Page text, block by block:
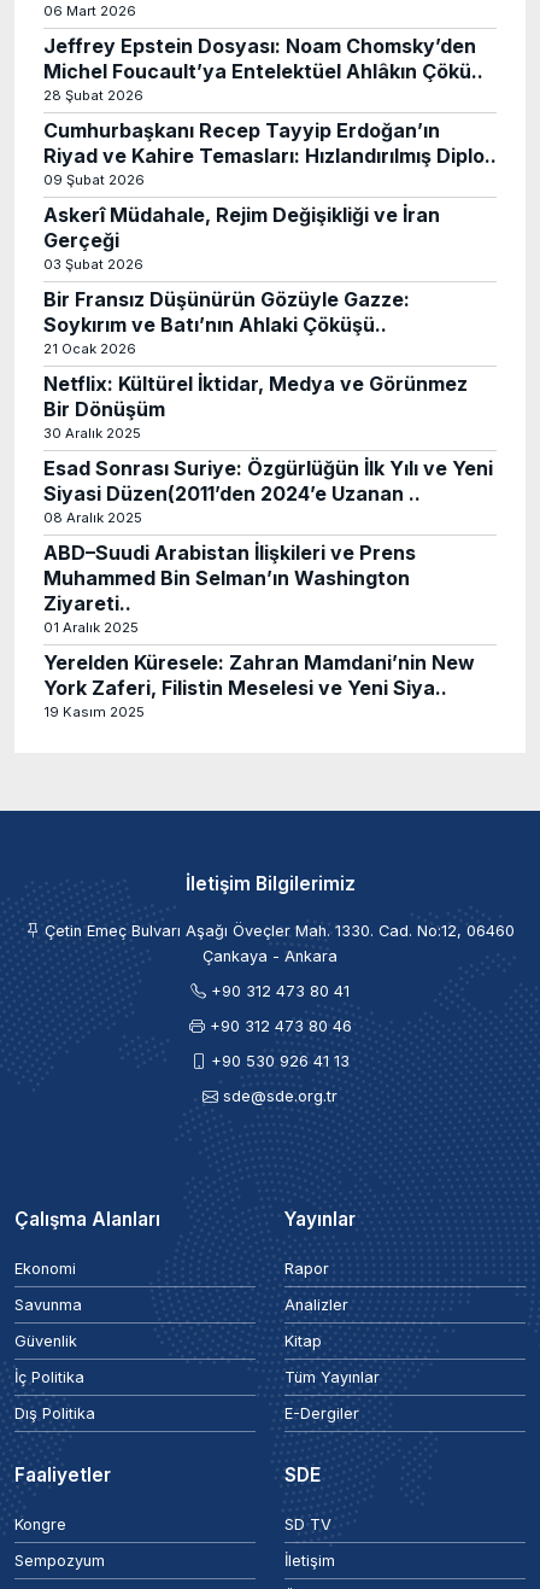
06 Mart 2026
Jeffrey Epstein Dosyası: Noam Chomsky’den
Michel Foucault’ya Entelektüel Ahlâkın Çökü..
28 Şubat 2026
Cumhurbaşkanı Recep Tayyip Erdoğan’ın
Riyad ve Kahire Temasları: Hızlandırılmış Diplo..
09 Şubat 2026
Askerî Müdahale, Rejim Değişikliği ve İran
Gerçeği
03 Şubat 2026
Bir Fransız Düşünürün Gözüyle Gazze:
Soykırım ve Batı’nın Ahlaki Çöküşü..
21 Ocak 2026
Netflix: Kültürel İktidar, Medya ve Görünmez
Bir Dönüşüm
30 Aralık 2025
Esad Sonrası Suriye: Özgürlüğün İlk Yılı ve Yeni
Siyasi Düzen(2011’den 2024’e Uzanan ..
08 Aralık 2025
ABD–Suudi Arabistan İlişkileri ve Prens
Muhammed Bin Selman’ın Washington
Ziyareti..
01 Aralık 2025
Yerelden Küresele: Zahran Mamdani’nin New
York Zaferi, Filistin Meselesi ve Yeni Siya..
19 Kasım 2025
İletişim Bilgilerimiz
Çetin Emeç Bulvarı Aşağı Öveçler Mah. 1330. Cad. No:12, 06460
Çankaya - Ankara
+90 312 473 80 41
+90 312 473 80 46
+90 530 926 41 13
sde@sde.org.tr
Çalışma Alanları
Ekonomi
Savunma
Güvenlik
İç Politika
Dış Politika
Yayınlar
Rapor
Analizler
Kitap
Tüm Yayınlar
E-Dergiler
Faaliyetler
Kongre
Sempozyum
SDE
SD TV
İletişim